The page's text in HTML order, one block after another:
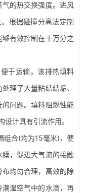
的热交换强度。进风
根据碰撞分离法定制
有效控制在十万分之
于运输。该排热填料
理了大量粘结结垢、
问题。填料阻燃性能
计具有引流作用。
合(均为15毫米)，便
，促进大气流的接触
均匀合理，高效的除
湿空气中的水滴，再